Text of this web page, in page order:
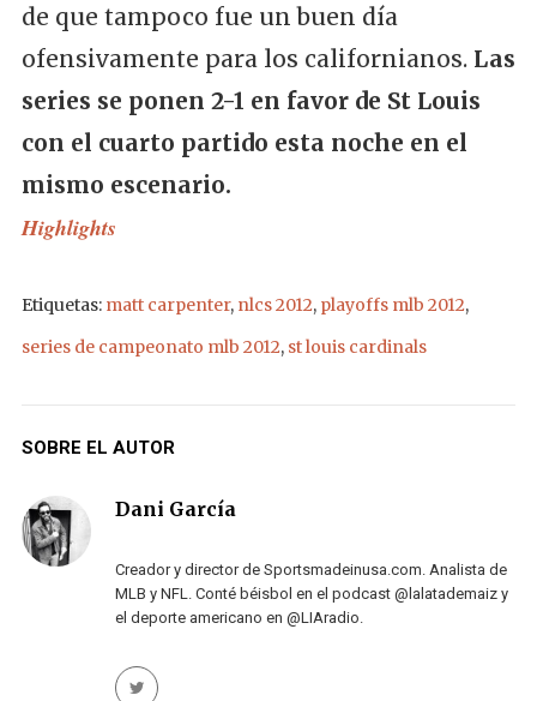
de que tampoco fue un buen día
ofensivamente para los californianos. Las
series se ponen 2-1 en favor de St Louis
con el cuarto partido esta noche en el
mismo escenario.
Highlights
Etiquetas: matt carpenter, nlcs 2012, playoffs mlb 2012,
series de campeonato mlb 2012, st louis cardinals
SOBRE EL AUTOR
Dani García
Creador y director de Sportsmadeinusa.com. Analista de
MLB y NFL. Conté béisbol en el podcast @lalatademaiz y
el deporte americano en @LIAradio.